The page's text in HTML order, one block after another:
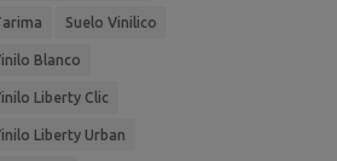
Suelo Vinilico
Blanco
Liberty Clic
Liberty Urban